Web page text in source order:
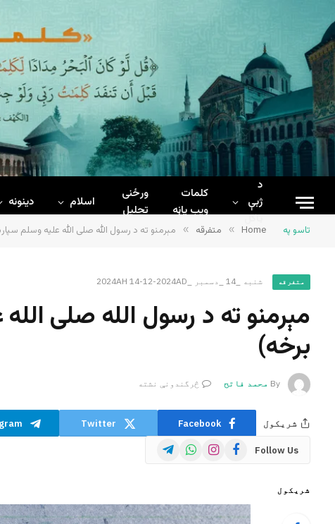
د
ژبې
ټاکل
کلمات
ويب پاڼه
ورځنی
تحلیل
اسلام دینونه
تاسو په Home
» متفرقه » مېرمنو ته د رسول الله صلی الله علیه وسلم
متفرقه شنبه _14 _دسمبر _2024AH 14-12-2024AD
مېرمنو ته د رسول الله صلی
برخه)
By محمد فاتح څرگندونې نشته
شریکول Facebook
Twitter
Follow Us
Facebook
Instagram
WhatsApp
Telegram
شریکول